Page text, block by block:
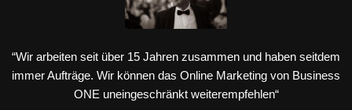
“Wir arbeiten seit über 15 Jahren zusammen und haben seitdem
immer Aufträge. Wir können das Online Marketing von Business
ONE uneingeschränkt weiterempfehlen“